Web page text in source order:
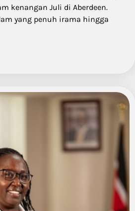
kenangan Juli di Aberdeen.
yang penuh irama hingga